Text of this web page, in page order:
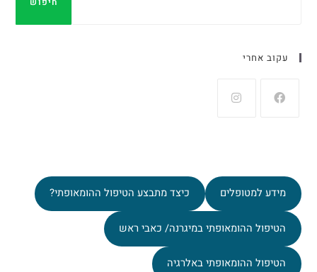
עקוב אחרי
מידע למטופלים כיצד מתבצע הטיפול ההומאופתי?
הטיפול ההומאופתי במיגרנה/ כאבי ראש
הטיפול ההומאופתי באלרגיה